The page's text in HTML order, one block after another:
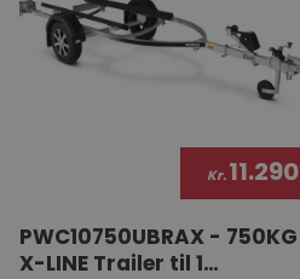
Kr.11.290
PWC10750UBRAX - 750KG
X-LINE Trailer til 1